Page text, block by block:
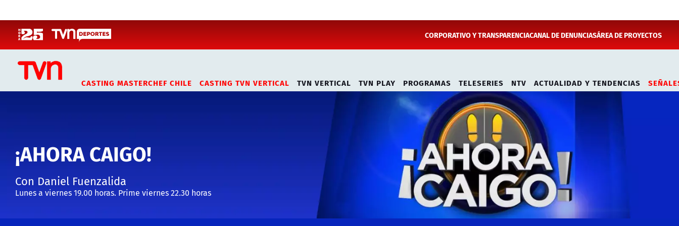
CORPORATIVO Y TRANSPARENCIACANAL DE DENUNCIASÁREA DE PROYECTOS
CASTING MASTERCHEF CHILE CASTING TVN VERTICAL TVN VERTICAL TVN PLAY PROGRAMAS TELESERIES NTV ACTUALIDAD Y TENDENCIAS
¡AHORA CAIGO!
Con Daniel Fuenzalida
Lunes a viernes 19.00 horas. Prime viernes 22.30 horas